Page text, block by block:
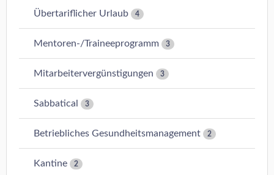
Übertariflicher Urlaub 4
Mentoren-/Traineeprogramm 3
Mitarbeitervergünstigungen 3
Sabbatical 3
Betriebliches Gesundheitsmanagement 2
Kantine 2